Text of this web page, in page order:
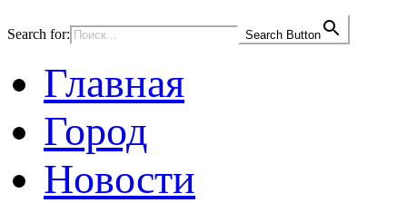
Search for: Search Button
Главная
Город
Новости